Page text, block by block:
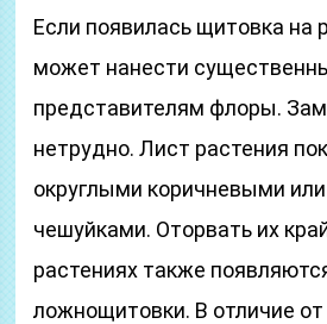
Если появилась щитовка на
может нанести
представителям флоры.
нетрудно. Лист растения
округлыми коричневыми
чешуйками. Оторвать их
растениях также
ложнощитовки. В отличие